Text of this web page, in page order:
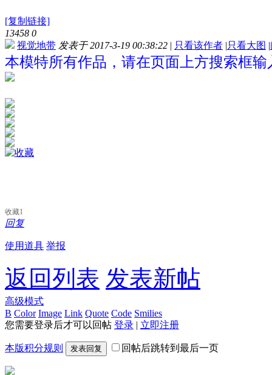
[复制链接]
13458 0
视觉地带 发表于 2017-3-19 00:38:22 | 只看该作者 |只看大图 |
本模特所有作品，请在页面上方搜索框输
收藏1
回复
使用道具 举报
返回列表 发表新帖
高级模式
B Color Image Link Quote Code Smilies
您需要登录后才可以回帖 登录 | 立即注册
本版积分规则 发表回复 回帖后跳转到最后一页